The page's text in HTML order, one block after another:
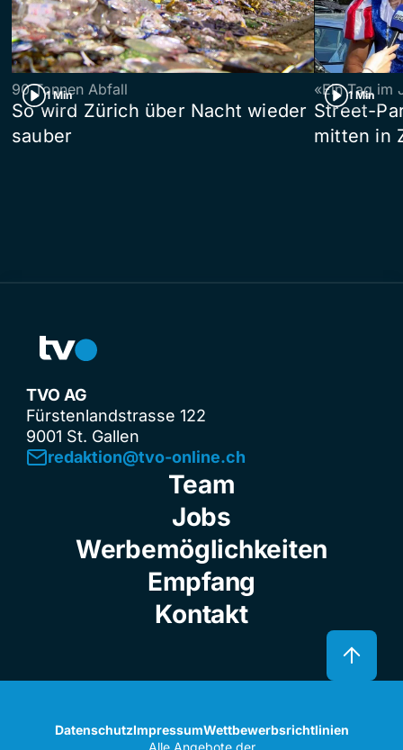
1 Min
90 Tonnen Abfall
So wird Zürich über Nacht wieder
sauber
1 Min
«Ein Tag im
Street-
mitten in
TVO AG
Fürstenlandstrasse 122
9001 St. Gallen
redaktion@tvo-online.ch
Team
Jobs
Werbemöglichkeiten
Empfang
Kontakt
DatenschutzImpressumWettbewerbsrichtlinien